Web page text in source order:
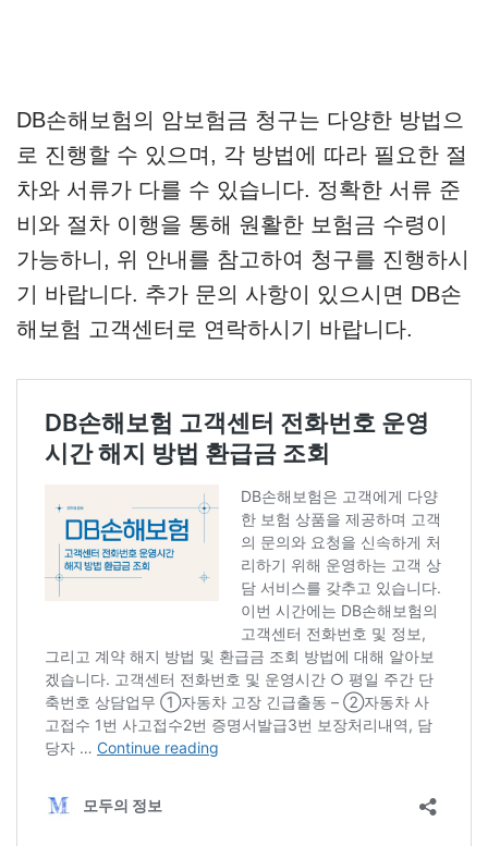
DB손해보험의 암보험금 청구는 다양한 방법으
로 진행할 수 있으며, 각 방법에 따라 필요한 절
차와 서류가 다를 수 있습니다. 정확한 서류 준
비와 절차 이행을 통해 원활한 보험금 수령이
가능하니, 위 안내를 참고하여 청구를 진행하시
기 바랍니다. 추가 문의 사항이 있으시면 DB손
해보험 고객센터로 연락하시기 바랍니다.